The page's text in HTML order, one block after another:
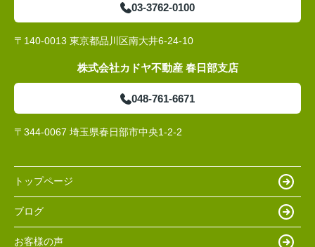
03-3762-0100
〒140-0013 東京都品川区南大井6-24-10
株式会社カドヤ不動産 春日部支店
048-761-6671
〒344-0067 埼玉県春日部市中央1-2-2
トップページ
ブログ
お客様の声